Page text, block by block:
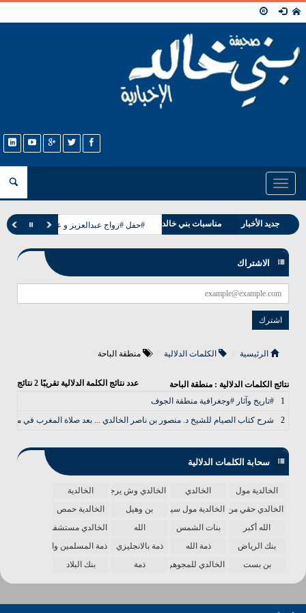
Toggle
navigation
جديد الأخبار
وفيات بني خالد
مناسبات بني خالد #حفل #زواج عبدالعزيز و عبدالله ابناء
الاشتراك
الرئيسية الكلمات الدلالية منطقة الباحة
نتائج الكلمات الدلالية : منطقة الباحة عدد نتائج الكلمة الدلالية تقريبًا 2 نتائج
1
#تاريخ وآثار #وجغرافية منطقة الجوف
2
شرح كتاب الصيام للشيخ د. منصور بن ناصر الخالدي ... بعد صلاة المغرب في
سحابة الكلمات الدلالية
الخالدية مول الخالدي الخالدي وش يرجع
الخالدية
الخالدي حقي من الدنياالخالدية مول سينما بن وهيل
الخالدية حمص
الله أكبر
بنات الشمس الله
الخالدي مستشفى
بنك الرياض
ذمة الله ذمة بالانجليزي
ذمة المسلمين واحدة
بن بست
الخالدي للمجوهرات ذمة بنك البلاد